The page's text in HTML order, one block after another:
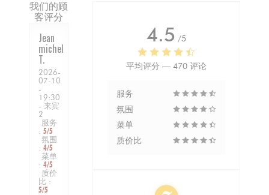
我们的顾
客评分
Jean
michel
T
2026-
07-10
-
19:30
- 来宾
2
服务
: 5/5
氛围
: 4/5
菜单
: 4/5
质价
比 :
5/5
4.5 /5
平均评分 — 470 评论
服务
氛围
菜单
质价比